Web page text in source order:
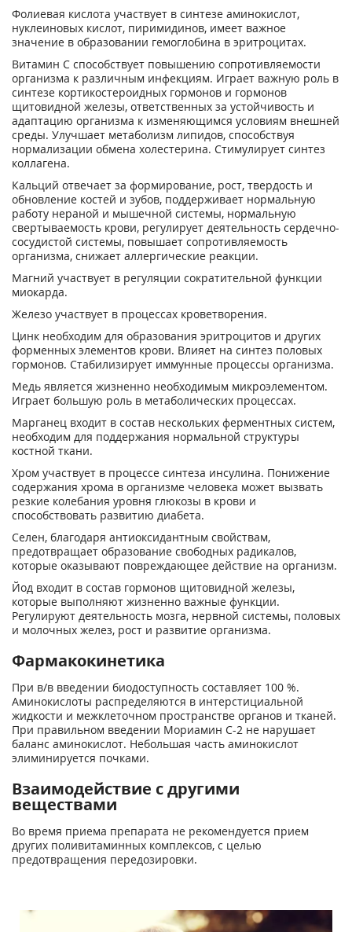
Фолиевая кислота участвует в синтезе аминокислот,
нуклеиновых кислот, пиримидинов, имеет важное
значение в образовании гемоглобина в эритроцитах.
Витамин С способствует повышению сопротивляемости
организма к различным инфекциям. Играет важную роль в
синтезе кортикостероидных гормонов и гормонов
щитовидной железы, ответственных за устойчивость и
адаптацию организма к изменяющимся условиям внешней
среды. Улучшает метаболизм липидов, способствуя
нормализации обмена холестерина. Стимулирует синтез
коллагена.
Кальций отвечает за формирование, рост, твердость и
обновление костей и зубов, поддерживает нормальную
работу нераной и мышечной системы, нормальную
свертываемость крови, регулирует деятельность сердечно-
сосудистой системы, повышает сопротивляемость
организма, снижает аллергические реакции.
Магний участвует в регуляции сократительной функции
миокарда.
Железо участвует в процессах кроветворения.
Цинк необходим для образования эритроцитов и других
форменных элементов крови. Влияет на синтез половых
гормонов. Стабилизирует иммунные процессы организма.
Медь является жизненно необходимым микроэлементом.
Играет большую роль в метаболических процессах.
Марганец входит в состав нескольких ферментных систем,
необходим для поддержания нормальной структуры
костной ткани.
Хром участвует в процессе синтеза инсулина. Понижение
содержания хрома в организме человека может вызвать
резкие колебания уровня глюкозы в крови и
способствовать развитию диабета.
Селен, благодаря антиоксидантным свойствам,
предотвращает образование свободных радикалов,
которые оказывают повреждающее действие на организм.
Йод входит в состав гормонов щитовидной железы,
которые выполняют жизненно важные функции.
Регулируют деятельность мозга, нервной системы, половых
и молочных желез, рост и развитие организма.
Фармакокинетика
При в/в введении биодоступность составляет 100 %.
Аминокислоты распределяются в интерстициальной
жидкости и межклеточном пространстве органов и тканей.
При правильном введении Мориамин С-2 не нарушает
баланс аминокислот. Небольшая часть аминокислот
элиминируется почками.
Взаимодействие с другими
веществами
Во время приема препарата не рекомендуется прием
других поливитаминных комплексов, с целью
предотвращения передозировки.